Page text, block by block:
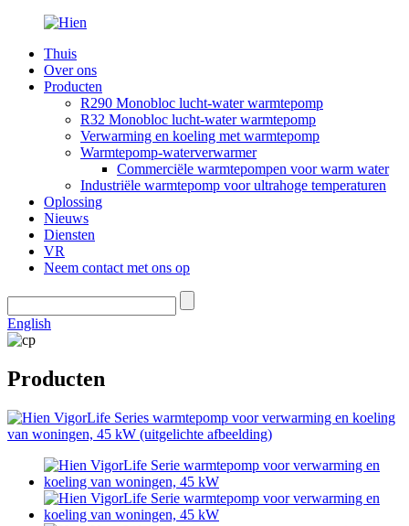
Thuis
Over ons
Producten
R290 Monobloc lucht-water warmtepomp
R32 Monobloc lucht-water warmtepomp
Verwarming en koeling met warmtepomp
Warmtepomp-waterverwarmer
Commerciële warmtepompen voor warm water
Industriële warmtepomp voor ultrahoge temperaturen
Oplossing
Nieuws
Diensten
VR
Neem contact met ons op
English
Producten